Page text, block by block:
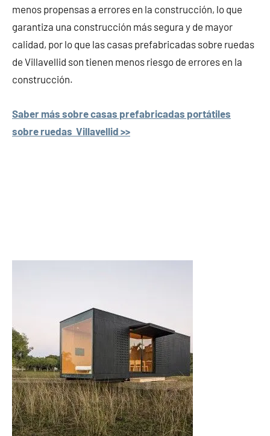
menos propensas a errores en la construcción, lo que
garantiza una construcción más segura y de mayor
calidad, por lo que las casas prefabricadas sobre ruedas
de Villavellid son tienen menos riesgo de errores en la
construcción.
Saber más sobre casas prefabricadas portátiles
sobre ruedas Villavellid >>